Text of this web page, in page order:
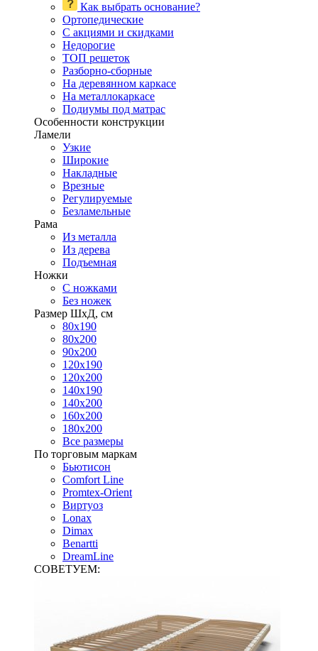
Как выбрать основание?
Ортопедические
С акциями и скидками
Недорогие
ТОП решеток
Разборно-сборные
На деревянном каркасе
На металлокаркасе
Подиумы под матрас
Особенности конструкции
Ламели
Узкие
Широкие
Накладные
Врезные
Регулируемые
Безламельные
Рама
Из металла
Из дерева
Подъемная
Ножки
С ножками
Без ножек
Размер ШхД, см
80х190
80х200
90х200
120х190
120х200
140х190
140х200
160х200
180х200
Все размеры
По торговым маркам
Бьютисон
Comfort Line
Promtex-Orient
Виртуоз
Lonax
Dimax
Benartti
DreamLine
СОВЕТУЕМ: